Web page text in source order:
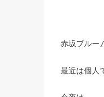
赤坂ブルー
最近は個人